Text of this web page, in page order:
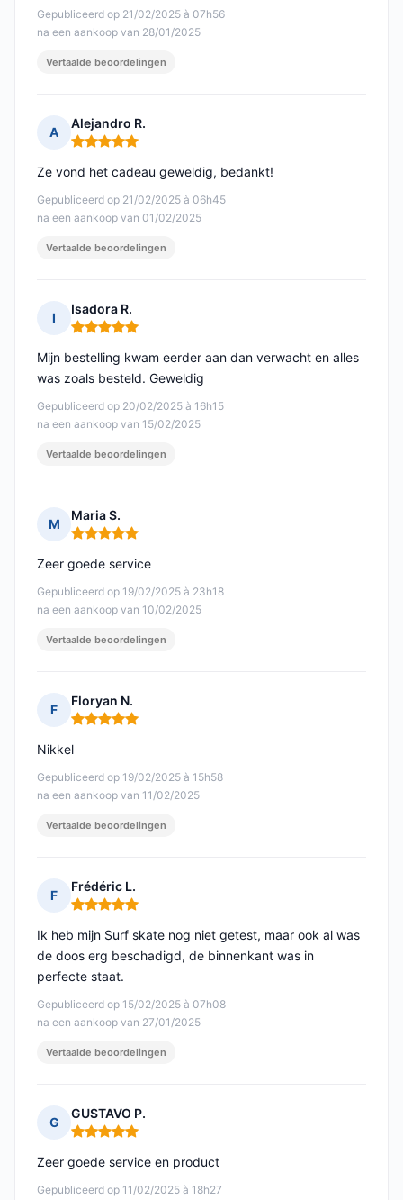
Gepubliceerd op 21/02/2025 à 07h56
na een aankoop van 28/01/2025
Vertaalde beoordelingen
A
Alejandro R.
Opmerking: 5 van 5
Gepubliceerd op 21/02/2025 à 06h45
na een aankoop van 01/02/2025
Ze vond het cadeau geweldig, bedankt!
Vertaalde beoordelingen
I
Isadora R.
Opmerking: 5 van 5
Gepubliceerd op 20/02/2025 à 16h15
na een aankoop van 15/02/2025
Mijn bestelling kwam eerder aan dan verwacht en alles
was zoals besteld. Geweldig
Vertaalde beoordelingen
M
Maria S.
Opmerking: 5 van 5
Gepubliceerd op 19/02/2025 à 23h18
na een aankoop van 10/02/2025
Zeer goede service
Vertaalde beoordelingen
F
Floryan N.
Opmerking: 5 van 5
Gepubliceerd op 19/02/2025 à 15h58
na een aankoop van 11/02/2025
Nikkel
Vertaalde beoordelingen
F
Frédéric L.
Opmerking: 5 van 5
Gepubliceerd op 15/02/2025 à 07h08
na een aankoop van 27/01/2025
Ik heb mijn Surf skate nog niet getest, maar ook al was
de doos erg beschadigd, de binnenkant was in
perfecte staat.
Vertaalde beoordelingen
G
GUSTAVO P.
Opmerking: 5 van 5
Gepubliceerd op 11/02/2025 à 18h27
Zeer goede service en product